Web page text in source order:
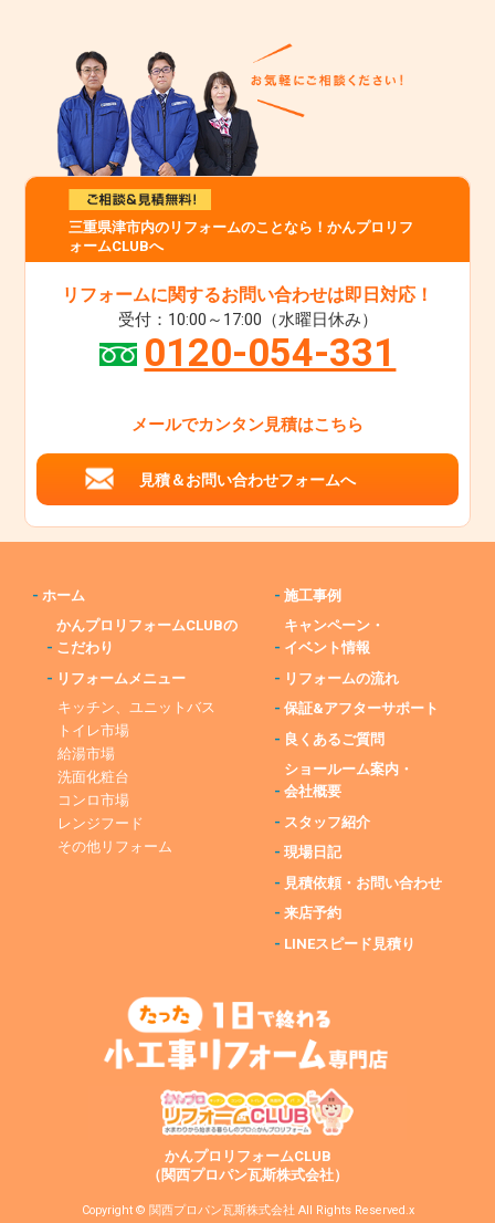
三重県津市内のリフォームのことなら！かんプロリフ
ォームCLUBへ
リフォームに関するお問い合わせは即日対応！
受付：10:00～17:00（水曜日休み）
0120-054-331
メールでカンタン見積はこちら
見積＆お問い合わせフォームへ
- ホーム
-
かんプロリフォームCLUBの
こだわり
- リフォームメニュー
キッチン、ユニットバス
トイレ市場
給湯市場
洗面化粧台
コンロ市場
レンジフード
その他リフォーム
-施工事例
-
キャンペーン・
イベント情報
- リフォームの流れ
-保証&アフターサポート
- 良くあるご質問
-
ショールーム案内・
会社概要
- スタッフ紹介
-現場日記
- 見積依頼・お問い合わせ
-来店予約
- LINEスピード見積り
かんプロリフォームCLUB
（関西プロパン瓦斯株式会社）
Copyright © 関西プロパン瓦斯株式会社 All Rights Reserved.x